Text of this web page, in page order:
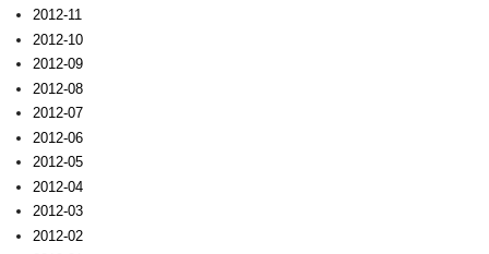
2012-11
2012-10
2012-09
2012-08
2012-07
2012-06
2012-05
2012-04
2012-03
2012-02